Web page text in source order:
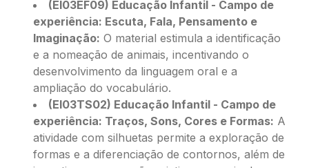
(EI03EF09) Educação Infantil - Campo de
experiência: Escuta, Fala, Pensamento e
Imaginação: O material estimula a identificação
e a nomeação de animais, incentivando o
desenvolvimento da linguagem oral e a
ampliação do vocabulário.
(EI03TS02) Educação Infantil - Campo de
experiência: Traços, Sons, Cores e Formas: A
atividade com silhuetas permite a exploração de
formas e a diferenciação de contornos, além de